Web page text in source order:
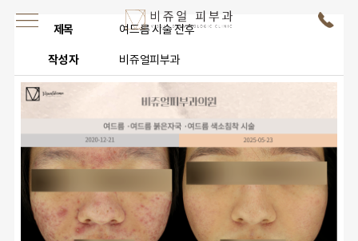
제목 여드름 시술 전후
작성자 비쥬얼피부과